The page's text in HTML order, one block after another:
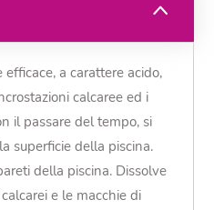
a carattere acido,
calcaree ed i
il passare del tempo, si
superficie della piscina.
della piscina. Dissolve
e le macchie di